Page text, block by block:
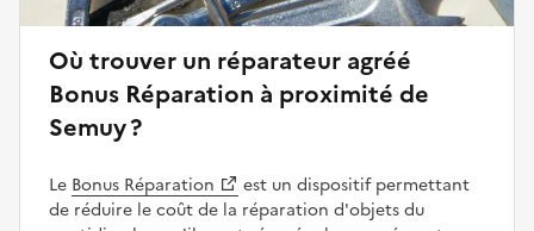
Où trouver un réparateur agréé
Bonus Réparation à proximité de
Semuy ?
Le Bonus Réparation
est un dispositif permettant
de réduire le coût de la réparation d'objets du